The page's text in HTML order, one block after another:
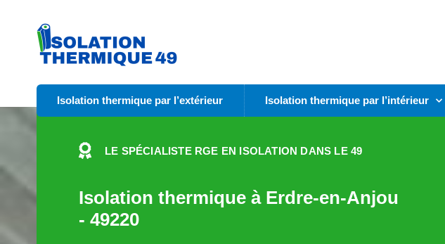
Isolation thermique par l’extérieur Isolation thermique par l’intérieur
LE SPÉCIALISTE RGE EN ISOLATION DANS LE 49
Isolation thermique à Erdre-en-Anjou
- 49220